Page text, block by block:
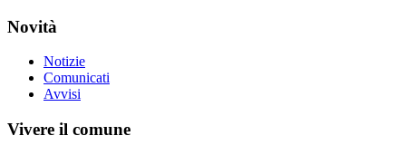
Novità
Notizie
Comunicati
Avvisi
Vivere il comune